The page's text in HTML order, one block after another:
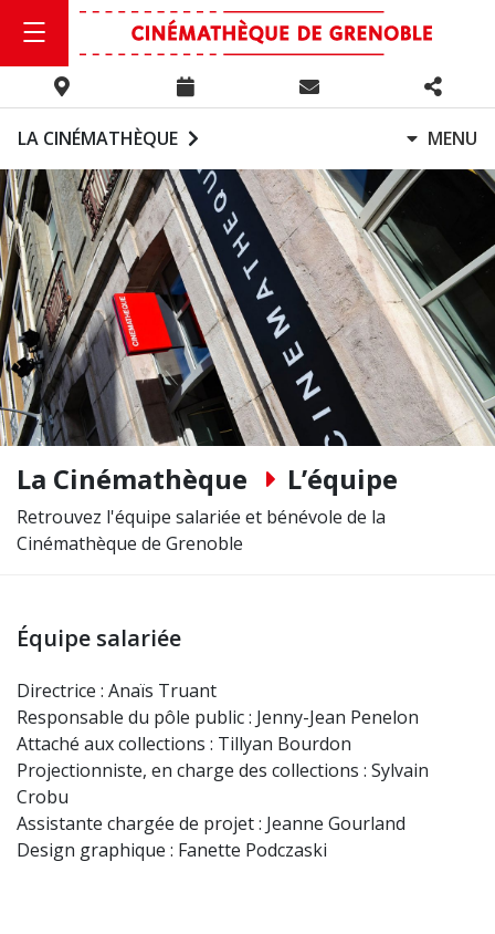
LA CINÉMATHÈQUE MENU
La Cinémathèque L’équipe
Retrouvez l'équipe salariée et bénévole de la
Cinémathèque de Grenoble
Équipe salariée
Directrice : Anaïs Truant
Responsable du pôle public : Jenny-Jean Penelon
Attaché aux collections : Tillyan Bourdon
Projectionniste, en charge des collections : Sylvain
Crobu
Assistante chargée de projet : Jeanne Gourland
Design graphique : Fanette Podczaski